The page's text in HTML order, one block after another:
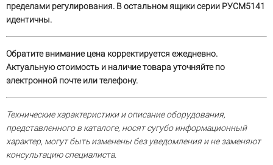
пределами регулирования. В остальном ящики серии РУСМ5141
идентичны.
Обратите внимание цена корректируется ежедневно.
Актуальную стоимость и наличие товара уточняйте по
электронной почте или телефону.
Технические характеристики и описание оборудования,
представленного в каталоге, носят сугубо информационный
характер, могут быть изменены без уведомления и не заменяют
консультацию специалиста.